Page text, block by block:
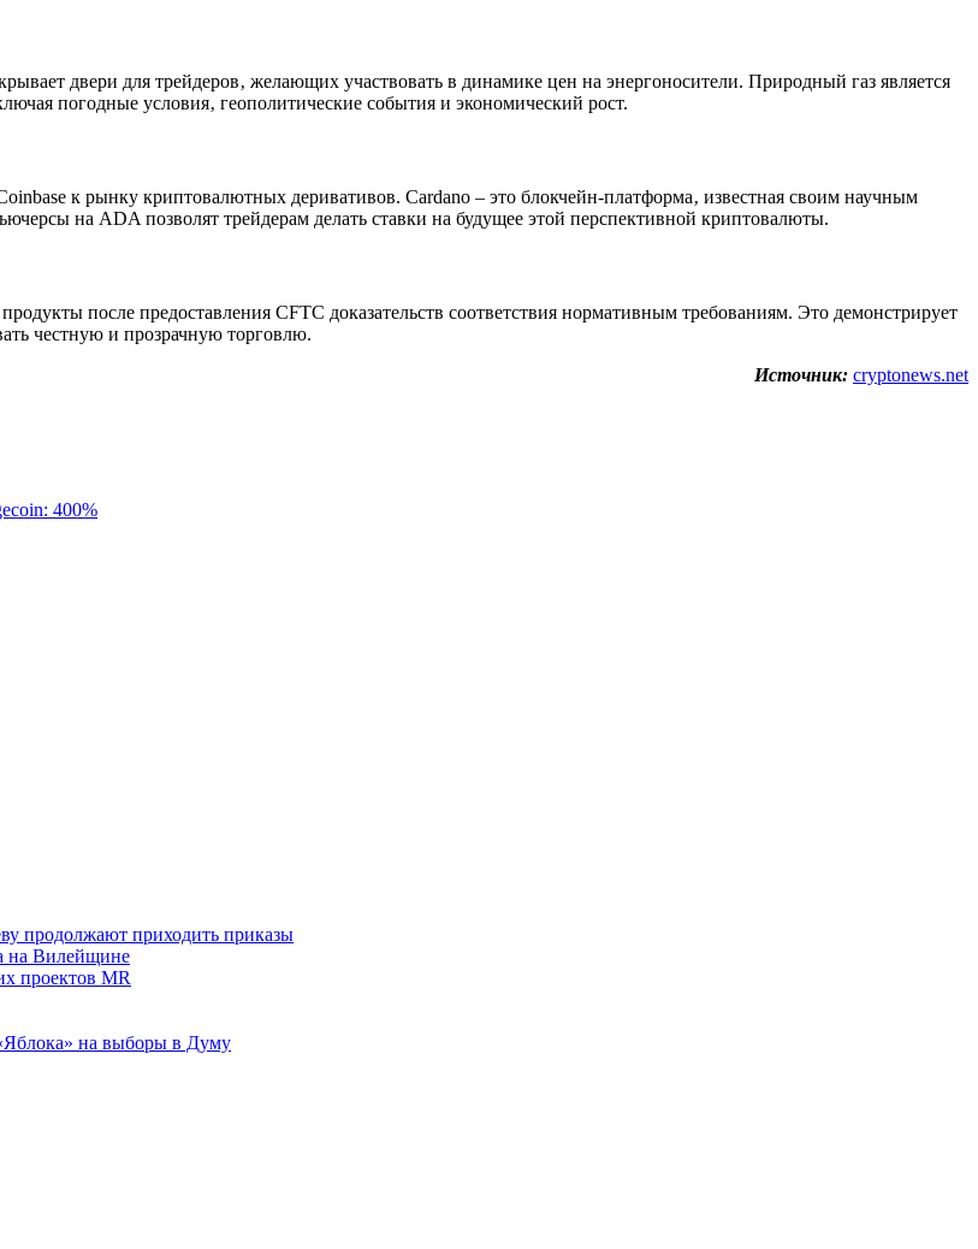
двери для трейдеров‚ желающих участвовать в динамике цен на энергоносители. Природный газ является
погодные условия‚ геополитические события и экономический рост.
к рынку криптовалютных деривативов. Cardano – это блокчейн-платформа‚ известная своим научным
на ADA позволят трейдерам делать ставки на будущее этой перспективной криптовалюты.
после предоставления CFTC доказательств соответствия нормативным требованиям. Это демонстрирует
честную и прозрачную торговлю.
Источник: cryptonews.net
400%
продолжают приходить приказы
на Вилейщине
проектов MR
на выборы в Думу